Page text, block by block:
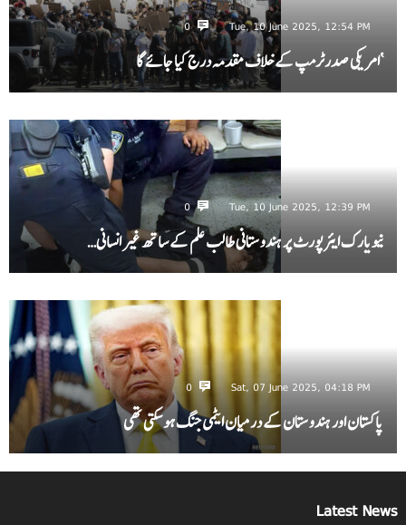
Tue, 10 June 2025, 12:54 PM
0
‘امریکی صدرٹرمپ کے خلاف مقدمہ درج کیا جائے گا
Tue, 10 June 2025, 12:39 PM
0
نیویارک ایئرپورٹ پر ہندوستانی طالب علم کے ساتھ غیر انسانی…
Sat, 07 June 2025, 04:18 PM
0
پاکستان اور ہندوستان کے درمیان ایٹمی جنگ ہو سکتی تھی
Latest News